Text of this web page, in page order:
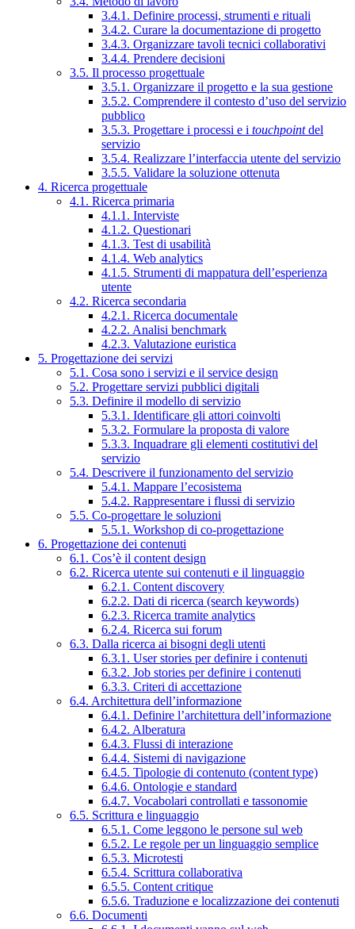
3.4.1. Definire processi, strumenti e rituali
3.4.2. Curare la documentazione di progetto
3.4.3. Organizzare tavoli tecnici collaborativi
3.4.4. Prendere decisioni
3.5. Il processo progettuale
3.5.1. Organizzare il progetto e la sua gestione
3.5.2. Comprendere il contesto d’uso del servizio
pubblico
3.5.3. Progettare i processi e i touchpointdel
servizio
3.5.4. Realizzare l’interfaccia utente del servizio
3.5.5. Validare la soluzione ottenuta
4. Ricerca progettuale
4.1. Ricerca primaria
4.1.1. Interviste
4.1.2. Questionari
4.1.3. Test di usabilità
4.1.4. Web analytics
4.1.5. Strumenti di mappatura dell’esperienza
utente
4.2. Ricerca secondaria
4.2.1. Ricerca documentale
4.2.2. Analisi benchmark
4.2.3. Valutazione euristica
5. Progettazione dei servizi
5.1. Cosa sono i servizi e il service design
5.2. Progettare servizi pubblici digitali
5.3. Definire il modello di servizio
5.3.1. Identificare gli attori coinvolti
5.3.2. Formulare la proposta di valore
5.3.3. Inquadrare gli elementi costitutivi del
servizio
5.4. Descrivere il funzionamento del servizio
5.4.1. Mappare l’ecosistema
5.4.2. Rappresentare i flussi di servizio
5.5. Co-progettare le soluzioni
5.5.1. Workshop di co-progettazione
6. Progettazione dei contenuti
6.1. Cos’è il content design
6.2. Ricerca utente sui contenuti e il linguaggio
6.2.1. Content discovery
6.2.2. Dati di ricerca (search keywords)
6.2.3. Ricerca tramite analytics
6.2.4. Ricerca sui forum
6.3. Dalla ricerca ai bisogni degli utenti
6.3.1. User stories per definire i contenuti
6.3.2. Job stories per definire i contenuti
6.3.3. Criteri di accettazione
6.4. Architettura dell’informazione
6.4.1. Definire l’architettura dell’informazione
6.4.2. Alberatura
6.4.3. Flussi di interazione
6.4.4. Sistemi di navigazione
6.4.5. Tipologie di contenuto (content type)
6.4.6. Ontologie e standard
6.4.7. Vocabolari controllati e tassonomie
6.5. Scrittura e linguaggio
6.5.1. Come leggono le persone sul web
6.5.2. Le regole per un linguaggio semplice
6.5.3. Microtesti
6.5.4. Scrittura collaborativa
6.5.5. Content critique
6.5.6. Traduzione e localizzazione dei contenuti
6.6. Documenti